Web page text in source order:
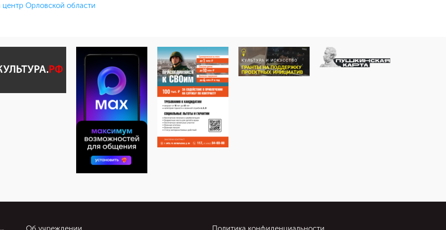
Орловской области